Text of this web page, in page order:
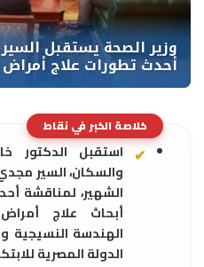
خلاصة الخبر في نقاط
استقبل الدكتور
والسكان، السير
الشهير، لمناقشة
أبحاث علاج
الهندسة النسيجية
الدولة المصرية